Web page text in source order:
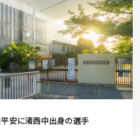
安に渚西中出身の選手